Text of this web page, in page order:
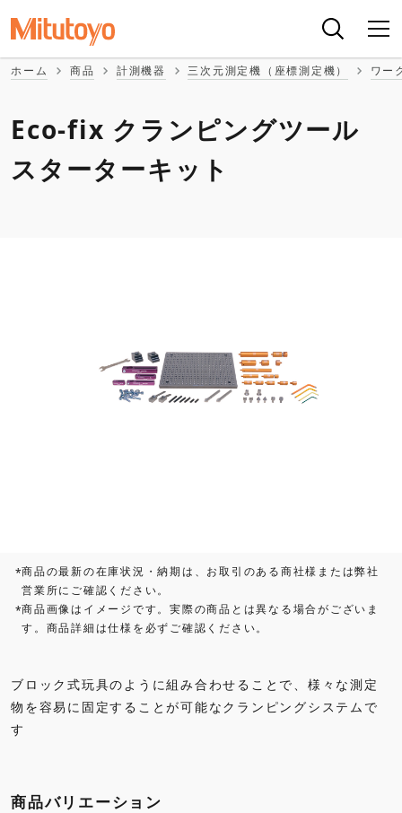
ホーム 商品 計測機器 三次元測定機（座標測定機） ワー
Eco-fix クランピングツール
スターターキット
*商品の最新の在庫状況・納期は、お取引のある商社様または弊社
営業所にご確認ください。
*商品画像はイメージです。実際の商品とは異なる場合がございま
す。商品詳細は仕様を必ずご確認ください。
ブロック式玩具のように組み合わせることで、様々な測定
物を容易に固定することが可能なクランピングシステムで
す
商品バリエーション